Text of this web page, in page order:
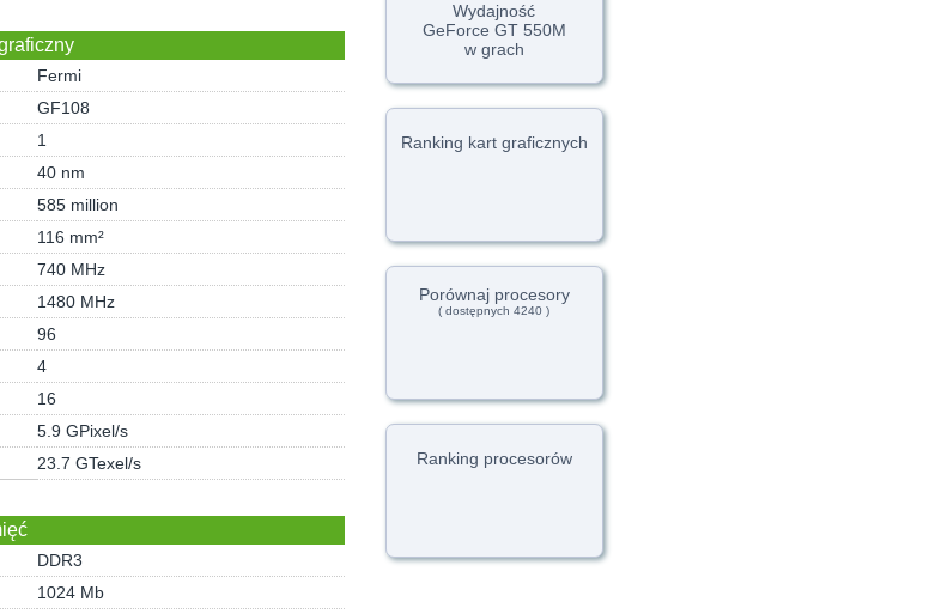
Fermi
GF108
1
40 nm
585 million
116 mm²
740 MHz
1480 MHz
96
4
16
5.9 GPixel/s
23.7 GTexel/s
DDR3
1024 Mb
Wydajność
GeForce GT 550M
w grach
Ranking kart graficznych
Porównaj procesory
( dostępnych 4240 )
Ranking procesorów